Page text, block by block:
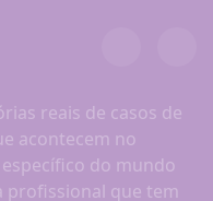
reais de casos de
acontecem no
do mundo
profissional que tem